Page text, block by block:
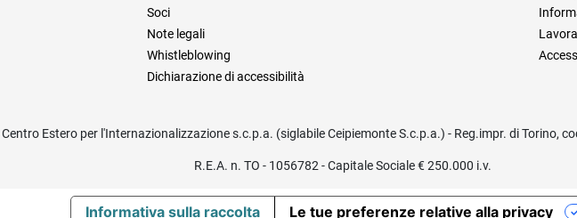
Soci
Note legali
Whistleblowing
Dichiarazione di accessibilità
Estero per l'Internazionalizzazione s.c.p.a. (siglabile Ceipiemonte S.c.p.a.) - Reg.impr. di Torino,
R.E.A. n. TO - 1056782 - Capitale Sociale € 250.000 i.v.
Informativa sulla raccolta Le tue preferenze relative alla privacy